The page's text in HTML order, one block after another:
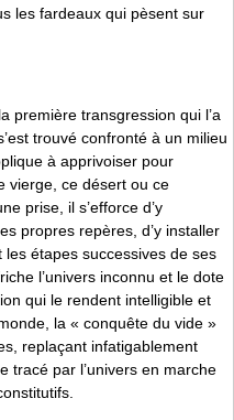
les fardeaux qui pèsent sur
première transgression qui l’a
trouvé confronté à un milieu
à apprivoiser pour
vierge, ce désert ou ce
prise, il s’efforce d’y
propres repères, d’y installer
les étapes successives de ses
l’univers inconnu et le dote
qui le rendent intelligible et
la « conquête du vide »
replaçant infatigablement
tracé par l’univers en marche